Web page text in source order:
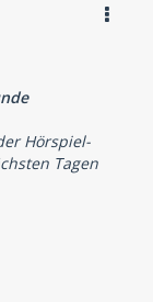
Hörspiel-
Tagen